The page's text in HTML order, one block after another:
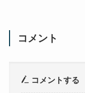
コメント
コメントする